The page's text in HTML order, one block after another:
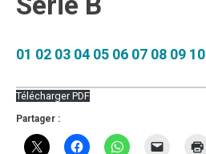
01 02 03 04 05 06 07 08 09 10
Télécharger PDF
Partager :